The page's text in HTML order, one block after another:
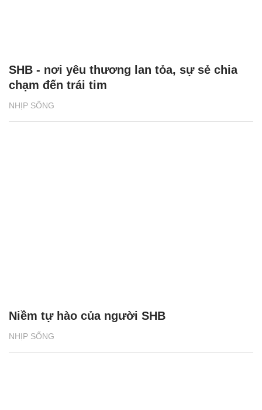
NHỊP SỐNG
SHB - nơi yêu thương lan tỏa, sự sẻ chia
chạm đến trái tim
NHỊP SỐNG
Niềm tự hào của người SHB